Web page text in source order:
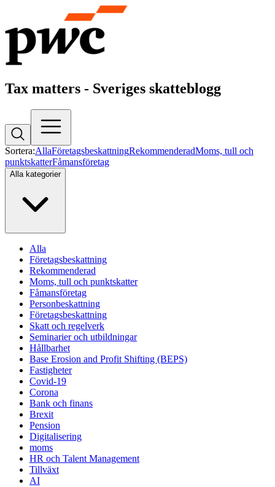
Tax matters - Sveriges skatteblogg
Sortera:AllaFöretagsbeskattningRekommenderadMoms, tull och
punktskatterFåmansföretag
Alla kategorier
Alla
Företagsbeskattning
Rekommenderad
Moms, tull och punktskatter
Fåmansföretag
Personbeskattning
Företagsbeskattning
Skatt och regelverk
Seminarier och utbildningar
Hållbarhet
Base Erosion and Profit Shifting (BEPS)
Fastigheter
Covid-19
Corona
Bank och finans
Brexit
Pension
Digitalisering
moms
HR och Talent Management
Tillväxt
AI